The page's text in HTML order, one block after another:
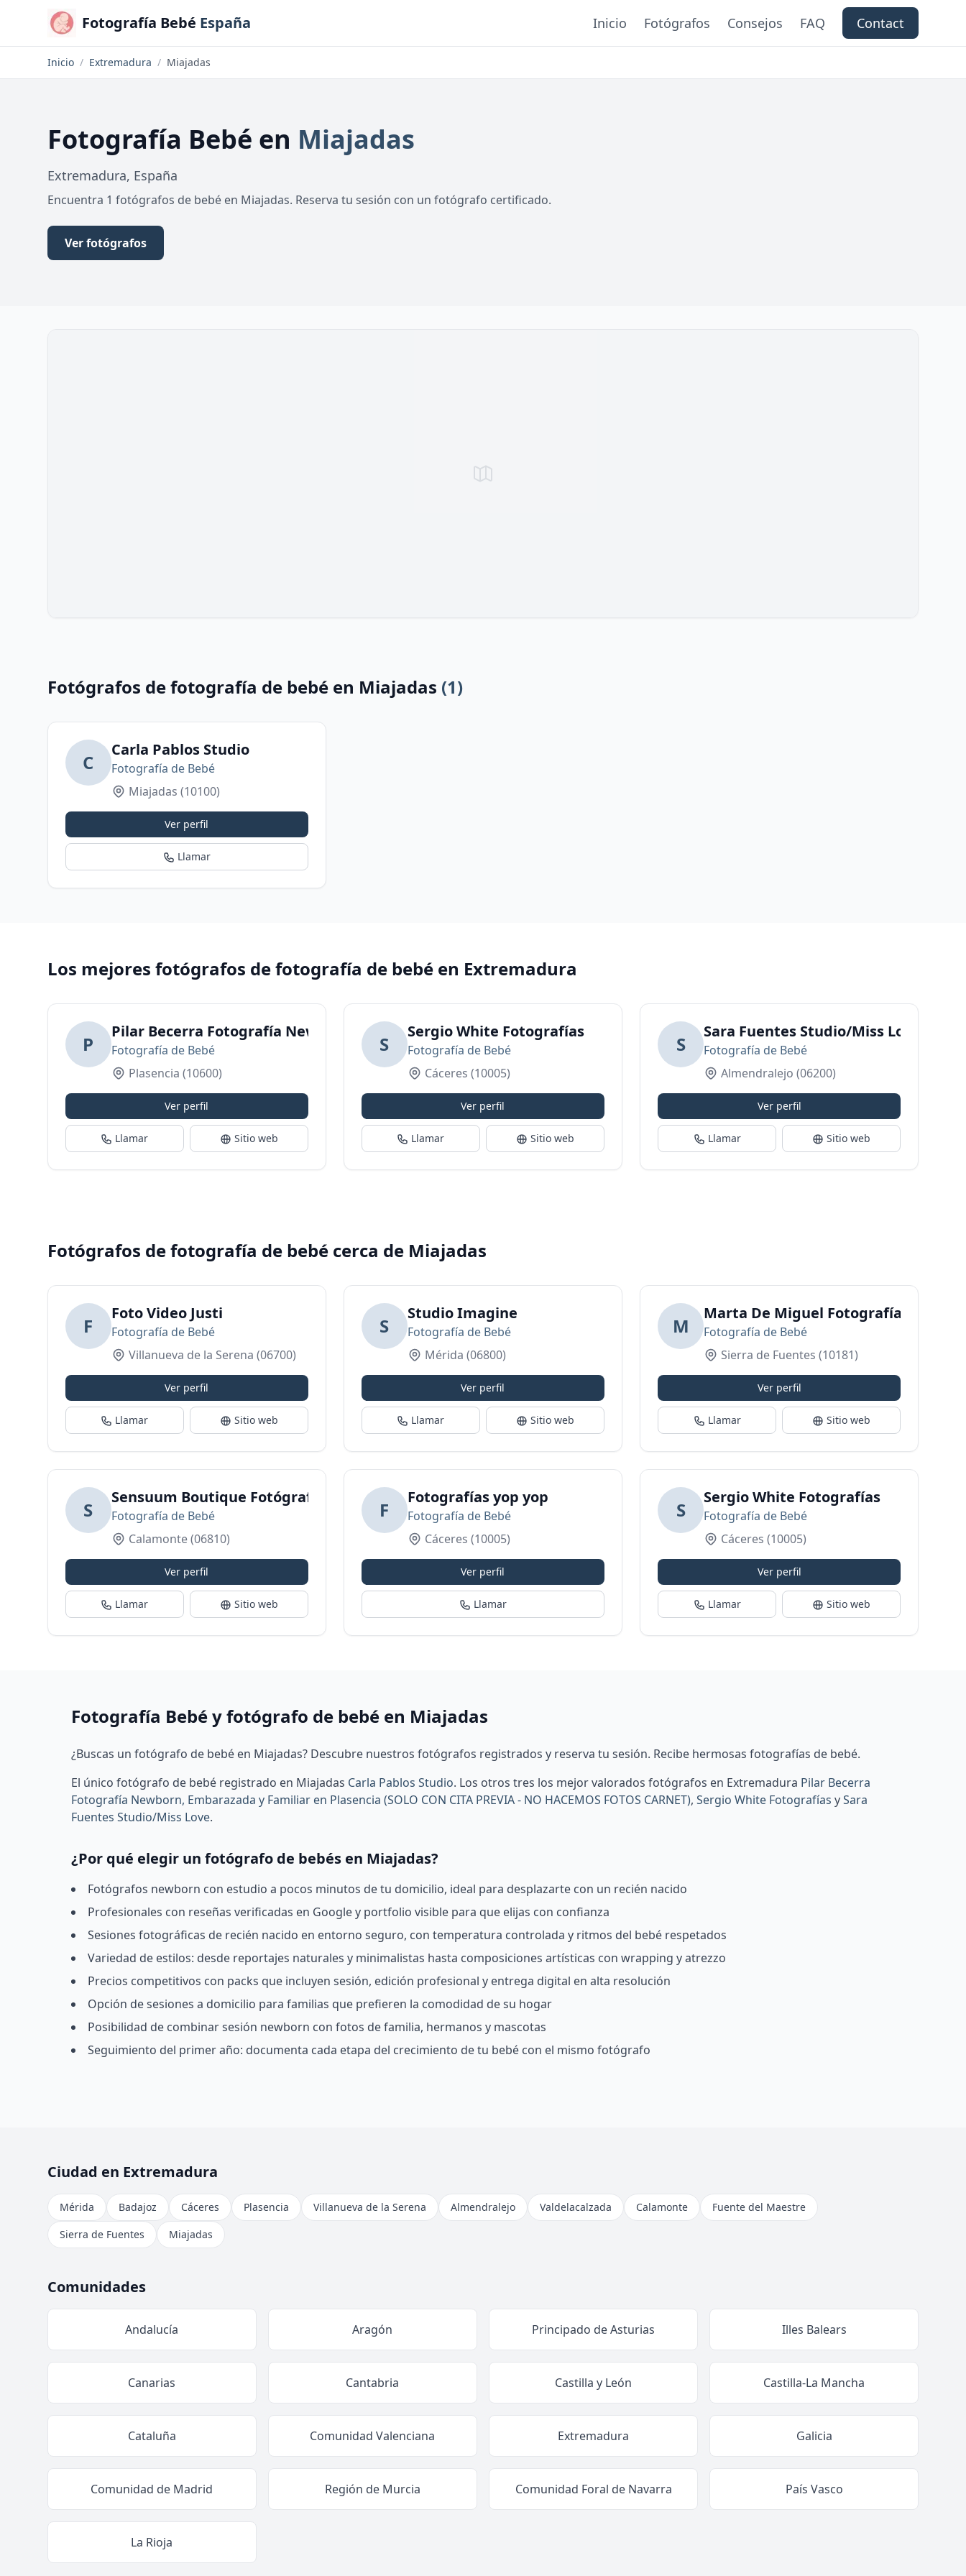
Fotografía Bebé España Inicio Fotógrafos Consejos FAQ Contact
Inicio / Extremadura / Miajadas
Fotografía Bebé en Miajadas
Extremadura, España
Encuentra 1 fotógrafos de bebé en Miajadas. Reserva tu sesión con un fotógrafo certificado.
Ver fotógrafos
Fotógrafos de fotografía de bebé en Miajadas (1)
C
Carla Pablos Studio
Fotografía de Bebé
Miajadas (10100)
Ver perfil
Llamar
Los mejores fotógrafos de fotografía de bebé en Extremadura
P
Pilar Becerra Fotografía Newborn, Embarazada y Familiar en Plasencia (SOLO CON CITA PREVIA - NO HACEMOS FOTOS
Fotografía de Bebé
Plasencia (10600)
Ver perfil
Llamar Sitio web
S
Sergio White Fotografías
Fotografía de Bebé
Cáceres (10005)
Ver perfil
Llamar Sitio web
S
Sara Fuentes Studio/Miss Love
Fotografía de Bebé
Almendralejo (06200)
Ver perfil
Llamar Sitio web
Fotógrafos de fotografía de bebé cerca de Miajadas
F
Foto Video Justi
Fotografía de Bebé
Villanueva de la Serena (06700)
Ver perfil
Llamar Sitio web
S
Studio Imagine
Fotografía de Bebé
Mérida (06800)
Ver perfil
Llamar Sitio web
M
Marta De Miguel Fotografía
Fotografía de Bebé
Sierra de Fuentes (10181)
Ver perfil
Llamar Sitio web
S
Sensuum Boutique Fotógrafos y videógrafos
Fotografía de Bebé
Calamonte(06810)
Ver perfil
Llamar Sitio web
F
Fotografías yop yop
Fotografía de Bebé
Cáceres (10005)
Ver perfil
Llamar
S
Sergio White Fotografías
Fotografía de Bebé
Cáceres (10005)
Ver perfil
Llamar Sitio web
Fotografía Bebé y fotógrafo de bebé en Miajadas
¿Buscas un fotógrafo de bebé en Miajadas? Descubre nuestros fotógrafos registrados y reserva tu sesión. Recibe hermosas fotografías de bebé.
El único fotógrafo de bebé registrado en Miajadas Carla Pablos Studio. Los otros tres los mejor valorados fotógrafos en Extremadura Pilar Becerra
Fotografía Newborn, Embarazada y Familiar en Plasencia (SOLO CON CITA PREVIA - NO HACEMOS FOTOS CARNET),Sergio White Fotografías ySara
Fuentes Studio/Miss Love.
¿Por qué elegir un fotógrafo de bebés en Miajadas?
Fotógrafos newborn con estudio a pocos minutos de tu domicilio, ideal para desplazarte con un recién nacido
Profesionales con reseñas verificadas en Google y portfolio visible para que elijas con confianza
Sesiones fotográficas de recién nacido en entorno seguro, con temperatura controlada y ritmos del bebé respetados
Variedad de estilos: desde reportajes naturales y minimalistas hasta composiciones artísticas con wrapping y atrezzo
Precios competitivos con packs que incluyen sesión, edición profesional y entrega digital en alta resolución
Opción de sesiones a domicilio para familias que prefieren la comodidad de su hogar
Posibilidad de combinar sesión newborn con fotos de familia, hermanos y mascotas
Seguimiento del primer año: documenta cada etapa del crecimiento de tu bebé con el mismo fotógrafo
Ciudad en Extremadura
Mérida Badajoz Cáceres Plasencia Villanueva de la Serena Almendralejo Valdelacalzada Calamonte
Fuente del Maestre
Sierra de Fuentes
Miajadas
Comunidades
Andalucía Aragón Principado de Asturias Illes Balears
Canarias Cantabria Castilla y León Castilla-La Mancha
Cataluña Comunidad Valenciana Extremadura Galicia
Comunidad de Madrid Región de Murcia Comunidad Foral de Navarra País Vasco
La Rioja